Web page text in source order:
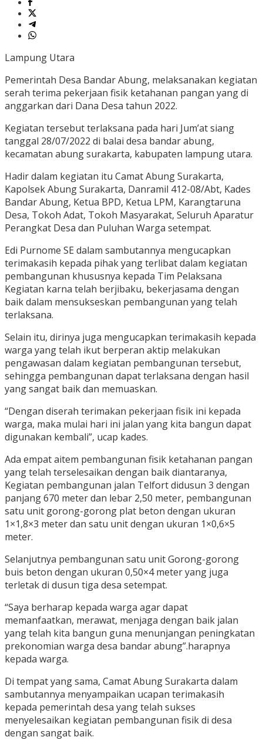
Lampung Utara
Pemerintah Desa Bandar Abung, melaksanakan kegiatan
serah terima pekerjaan fisik ketahanan pangan yang di
anggarkan dari Dana Desa tahun 2022.
Kegiatan tersebut terlaksana pada hari Jum’at siang
tanggal 28/07/2022 di balai desa bandar abung,
kecamatan abung surakarta, kabupaten lampung utara.
Hadir dalam kegiatan itu Camat Abung Surakarta,
Kapolsek Abung Surakarta, Danramil 412-08/Abt, Kades
Bandar Abung, Ketua BPD, Ketua LPM, Karangtaruna
Desa, Tokoh Adat, Tokoh Masyarakat, Seluruh Aparatur
Perangkat Desa dan Puluhan Warga setempat.
Edi Purnome SE dalam sambutannya mengucapkan
terimakasih kepada pihak yang terlibat dalam kegiatan
pembangunan khususnya kepada Tim Pelaksana
Kegiatan karna telah berjibaku, bekerjasama dengan
baik dalam mensukseskan pembangunan yang telah
terlaksana.
Selain itu, dirinya juga mengucapkan terimakasih kepada
warga yang telah ikut berperan aktip melakukan
pengawasan dalam kegiatan pembangunan tersebut,
sehingga pembangunan dapat terlaksana dengan hasil
yang sangat baik dan memuaskan.
“Dengan diserah terimakan pekerjaan fisik ini kepada
warga, maka mulai hari ini jalan yang kita bangun dapat
digunakan kembali”, ucap kades.
Ada empat aitem pembangunan fisik ketahanan pangan
yang telah terselesaikan dengan baik diantaranya,
Kegiatan pembangunan jalan Telfort didusun 3 dengan
panjang 670 meter dan lebar 2,50 meter, pembangunan
satu unit gorong-gorong plat beton dengan ukuran
1×1,8×3 meter dan satu unit dengan ukuran 1×0,6×5
meter.
Selanjutnya pembangunan satu unit Gorong-gorong
buis beton dengan ukuran 0,50×4 meter yang juga
terletak di dusun tiga desa setempat.
“Saya berharap kepada warga agar dapat
memanfaatkan, merawat, menjaga dengan baik jalan
yang telah kita bangun guna menunjangan peningkatan
prekonomian warga desa bandar abung”.harapnya
kepada warga.
Di tempat yang sama, Camat Abung Surakarta dalam
sambutannya menyampaikan ucapan terimakasih
kepada pemerintah desa yang telah sukses
menyelesaikan kegiatan pembangunan fisik di desa
dengan sangat baik.